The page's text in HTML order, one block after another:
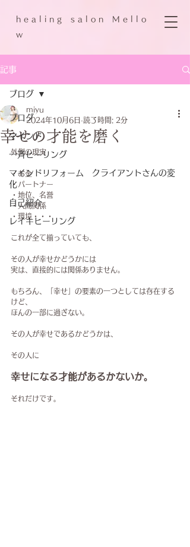
h e a l i n g s a l o n M e l l o
w
記事
ブログ
マインド
一斉ヒーリング
マインドリフォーム クライアントさんの変
化
自己紹介
レイキヒーリング
ブログ
幸せの才能を磨く
miyu
2024年10月6日 読了時間: 2分
外側の現実
・お金
・パートナー
・地位、名誉
・人間関係
・環境・・・
これが全て揃っていても、
その人が幸せかどうかには
実は、直接的には関係ありません。
もちろん、「幸せ」の要素の一つとしては存在する
けど、
ほんの一部に過ぎない。
その人が幸せであるかどうかは、
その人に
幸せになる才能があるかないか。
それだけです。